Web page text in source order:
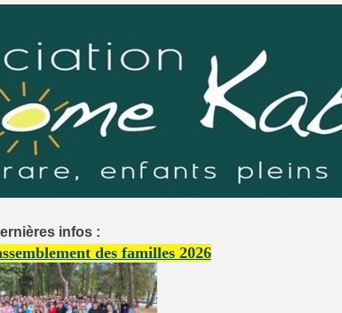
infos :
des familles 2026